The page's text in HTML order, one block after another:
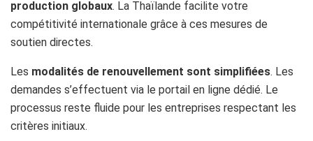
production globaux. La Thaïlande facilite votre
compétitivité internationale grâce à ces mesures de
soutien directes.
Les modalités de renouvellement sont simplifiées. Les
demandes s’effectuent via le portail en ligne dédié. Le
processus reste fluide pour les entreprises respectant les
critères initiaux.